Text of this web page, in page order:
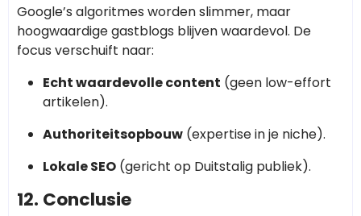
Google’s algoritmes worden slimmer, maar
hoogwaardige gastblogs blijven waardevol. De
focus verschuift naar:
Echt waardevolle content (geen low-effort
artikelen).
Authoriteitsopbouw (expertise in je niche).
Lokale SEO (gericht op Duitstalig publiek).
12. Conclusie